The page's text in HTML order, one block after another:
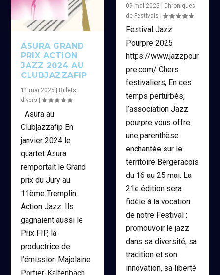
ASURA GRAND
PRIX ACTION
JAZZ 2024 AU
CLUBJAZZAFIP
11 mai 2025 | Billets
divers |
Asura au
Clubjazzafip En
janvier 2024 le
quartet Asura
remportait le Grand
prix du Jury au
11ème Tremplin
Action Jazz. Ils
gagnaient aussi le
Prix FIP, la
productrice de
l’émission Majolaine
Portier-Kaltenbach
09 mai 2025
Chroniques
de Festivals
Festival Jazz
Pourpre 2025
https://www.jazzpour
pre.com/ Chers
festivaliers, En ces
temps perturbés,
l’association Jazz
pourpre vous offre
une parenthèse
enchantée sur le
territoire Bergeracois
du 16 au 25 mai. La
21e édition sera
fidèle à la vocation
de notre Festival :
promouvoir le jazz
dans sa diversité, sa
tradition et son
innovation, sa liberté